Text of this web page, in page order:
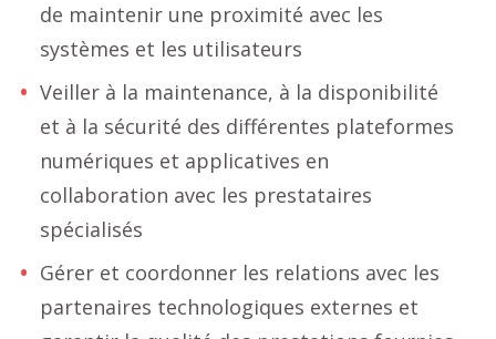
de maintenir une proximité avec les
systèmes et les utilisateurs
Veiller à la maintenance, à la disponibilité
et à la sécurité des différentes plateformes
numériques et applicatives en
collaboration avec les prestataires
spécialisés
Gérer et coordonner les relations avec les
partenaires technologiques externes et